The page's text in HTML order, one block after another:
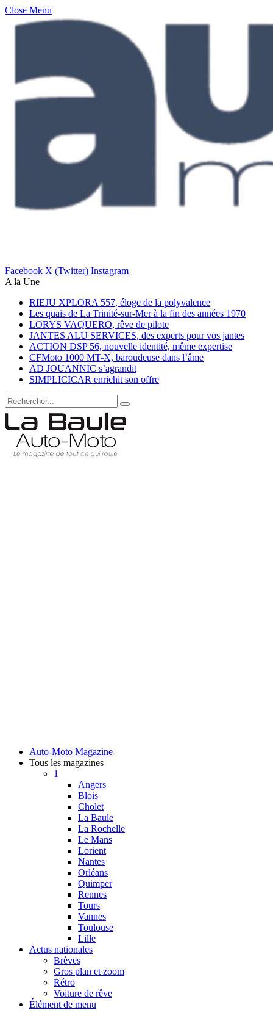
Close Menu
Facebook X (Twitter) Instagram
A la Une
RIEJU XPLORA 557, éloge de la polyvalence
Les quais de La Trinité-sur-Mer à la fin des années 1970
LORYS VAQUERO, rêve de pilote
JANTES ALU SERVICES, des experts pour vos jantes
ACTION DSP 56, nouvelle identité, même expertise
CFMoto 1000 MT-X, baroudeuse dans l’âme
AD JOUANNIC s’agrandit
SIMPLICICAR enrichit son offre
Auto-Moto Magazine
Tous les magazines
1
Angers
Blois
Cholet
La Baule
La Rochelle
Le Mans
Lorient
Nantes
Orléans
Quimper
Rennes
Tours
Vannes
Toulouse
Lille
Actus nationales
Brèves
Gros plan et zoom
Rétro
Voiture de rêve
Élément de menu